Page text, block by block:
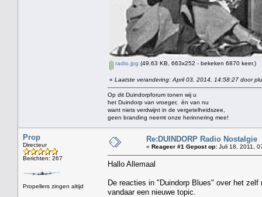
radio.jpg (49.63 KB, 663x252 - bekeken 6870 keer.)
« Laatste verandering: April 03, 2014, 14:58:27 door
Op dit Duindorpforum tonen wij u
het Duindorp van vroeger, én van nu
want niets verdwijnt in de vergetelheidszee,
geen branding neemt onze herinnering mee!
Prop
Directeur
Berichten: 267
Propellers zingen altijd
Re:DUINDORP Radio Nostalgie
« Reageer #1 Gepost op: Juli 18, 2011,
Hallo Allemaal
De reacties in "Duindorp Blues" over het
vandaar een nieuwe topic.